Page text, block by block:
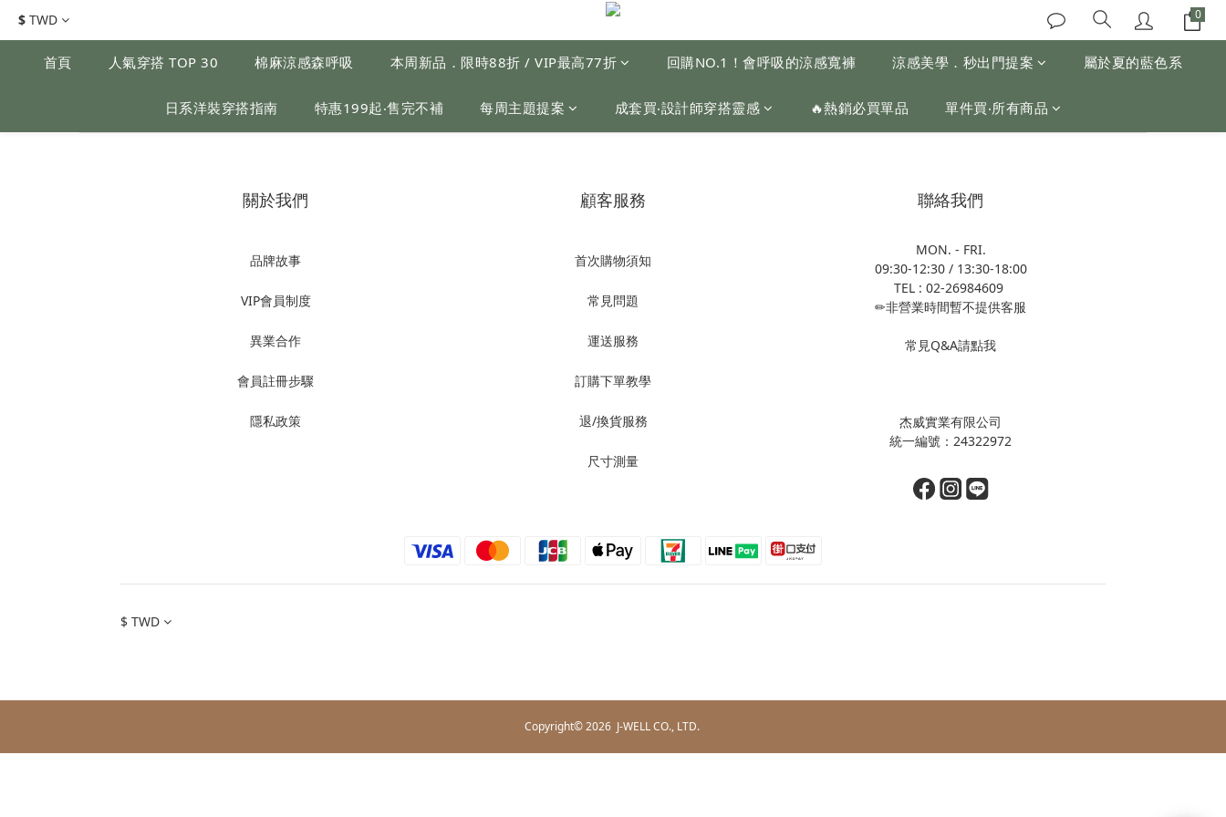
$ TWD
首頁 人氣穿搭 TOP 30 棉麻涼感森呼吸 本周新品．限時88折 / VIP最高77折 回購NO.1！會呼吸的涼感寬褲 涼感美學．秒出門提案 屬於夏的藍色系
日系洋裝穿搭指南 特惠199起‧售完不補 每周主題提案 成套買‧設計師穿搭靈感 🔥熱銷必買單品 單件買‧所有商品
關於我們
品牌故事
VIP會員制度
異業合作
會員註冊步驟
隱私政策
顧客服務
首次購物須知
常見問題
運送服務
訂購下單教學
退/換貨服務
尺寸測量
聯絡我們
MON. - FRI.
09:30-12:30 / 13:30-18:00
TEL : 02-26984609
✏非營業時間暫不提供客服
常見Q&A請點我
杰威實業有限公司
統一編號：24322972
$ TWD
Copyright© 2026 J-WELL CO., LTD.